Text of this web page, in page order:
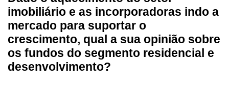
imobiliário e as incorporadoras indo a
mercado para suportar o
crescimento, qual a sua opinião sobre
os fundos do segmento residencial e
desenvolvimento?